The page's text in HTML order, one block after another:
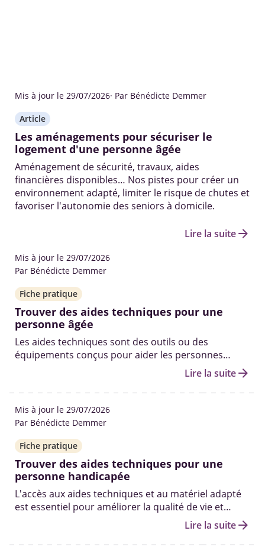
Mis à jour le 29/07/2026· Par Bénédicte Demmer
Article
Les aménagements pour sécuriser le
logement d'une personne âgée
Aménagement de sécurité, travaux, aides
financières disponibles… Nos pistes pour créer un
environnement adapté, limiter le risque de chutes et
favoriser l'autonomie des seniors à domicile.
Lire la suitearrow_forward
Mis à jour le 29/07/2026
Par Bénédicte Demmer
Fiche pratique
Trouver des aides techniques pour une
personne âgée
Les aides techniques sont des outils ou des
équipements conçus pour aider les personnes
âgées, ayant des limitations fonctionnelles à
accomplir les activités de la vie quotidienne.
Lire la suitearrow_forward
Mis à jour le 29/07/2026
Par Bénédicte Demmer
Fiche pratique
Trouver des aides techniques pour une
personne handicapée
L'accès aux aides techniques et au matériel adapté
est essentiel pour améliorer la qualité de vie et
l'autonomie des personnes en situation deLire la suitearrow_forward